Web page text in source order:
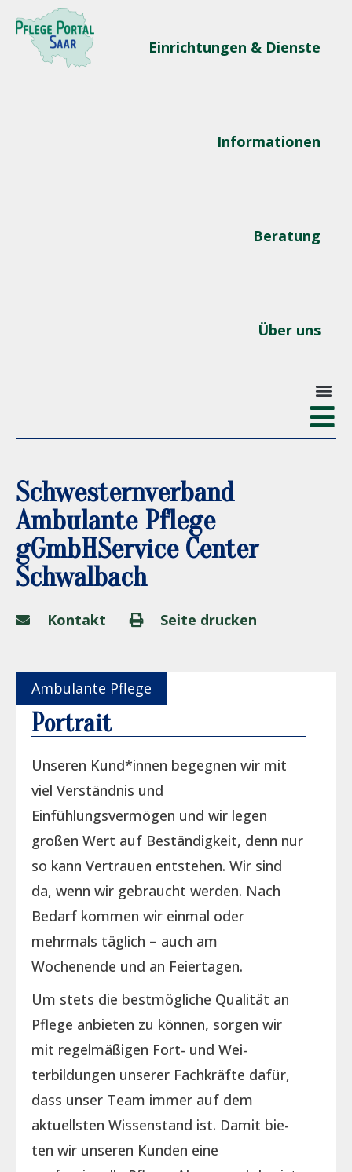
Einrichtungen & Dienste
Informationen
Beratung
Über uns
Schwesternverband
Ambulante Pflege
gGmbHService Center
Schwalbach
Kontakt Seite drucken
Ambulante Pflege
Portrait
Unseren Kund*innen begegnen wir mit
viel Verständnis und
Einfühlungsvermögen und wir legen
großen Wert auf Beständigkeit, denn nur
so kann Vertrauen entstehen. Wir sind
da, wenn wir gebraucht werden. Nach
Bedarf kommen wir einmal oder
mehrmals täglich – auch am
Wochenende und an Feiertagen.
Um stets die bestmögliche Qualität an
Pflege anbieten zu können, sorgen wir
mit regelmäßigen Fort- und Wei­
terbildungen unserer Fachkräfte dafür,
dass unser Team immer auf dem
aktuellsten Wissenstand ist. Damit bie­
ten wir unseren Kunden eine